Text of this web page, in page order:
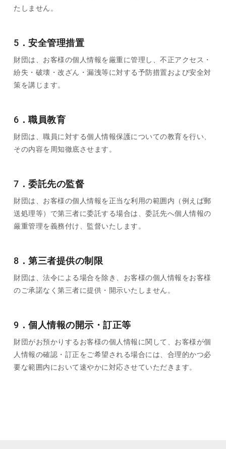
たしません。
5．安全管理措置
財団は、お客様の個人情報を厳重に管理し、不正アクセス・
紛失・破壊・改ざん・漏洩等に対する予防措置および安全対
策を講じます。
6．職員教育
財団は、職員に対する個人情報保護についての教育を行い、
その内容を周知徹底させます。
7．委託先の監督
財団は、お客様の個人情報を正当な利用の範囲内（例えば郵
送処理等）で第三者に委託する場合は、委託先へ個人情報の
厳重管理を義務付け、監督いたします。
8．第三者提供の制限
財団は、法令による場合を除き、お客様の個人情報をお客様
のご承諾なく第三者に提供・開示いたしません。
9．個人情報の開示・訂正等
財団がお預かりするお客様の個人情報に関して、お客様が個
人情報の確認・訂正をご希望される場合には、合理的かつ必
要な範囲内において速やかに対応させていただきます。